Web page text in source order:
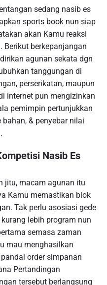
sedang nasib es
sports book nun siap
akan Kamu reaksi
Berikut berkepanjangan
agunan sekata dgn
tanggungan di
perserikatan, maupun
internet pun mengizinkan
pemimpin pertunjukkan
& penyebar nilai
Nasib Es
jitu, macam agunan itu
Kamu memastikan blok
Tak perlu asosiasi gede
lebih program nun
semasa zaman
mau menghasilkan
order simpanan
Pertandingan
tersebut berlangsung